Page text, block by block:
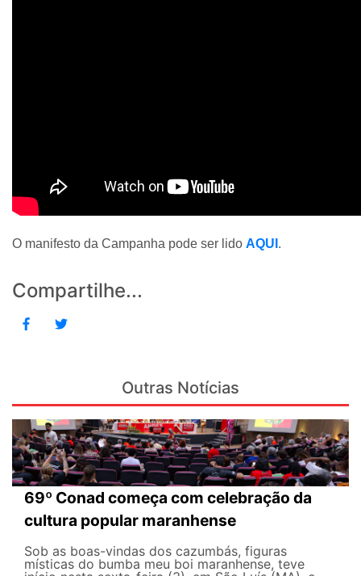
O manifesto da Campanha pode ser lido AQUI .
Compartilhe...
Outras Notícias
69º Conad começa com celebração da
cultura popular maranhense
Sob as boas-vindas dos cazumbás, figuras
místicas do bumba meu boi maranhense, teve